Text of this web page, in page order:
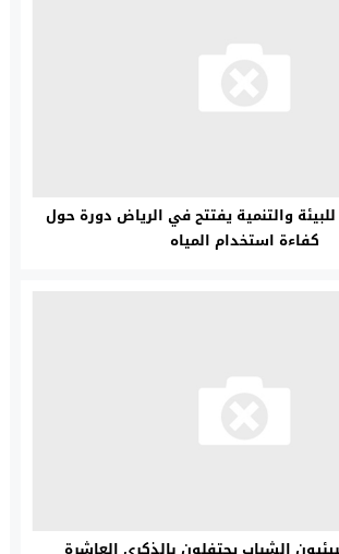
المنتدى العربي للبيئة والتنمية يفتتح في الرياض دورة حول
كفاءة استخدام المياه